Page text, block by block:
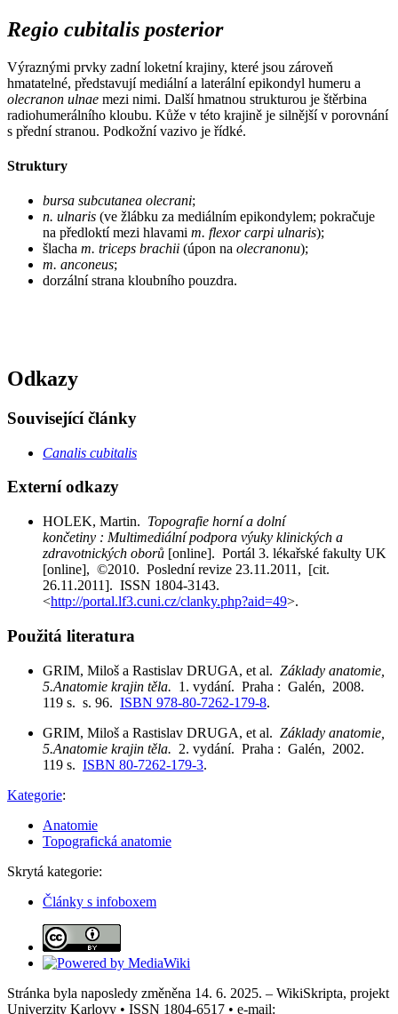
Regio cubitalis posterior
Výraznými prvky zadní loketní krajiny, které jsou zároveň
hmatatelné, představují mediální a laterální epikondyl humeru a
olecranon ulnae mezi nimi. Další hmatnou strukturou je štěrbina
radiohumerálního kloubu. Kůže v této krajině je silnější v porovnání
s přední stranou. Podkožní vazivo je řídké.
Struktury
bursa subcutanea olecrani;
n. ulnaris (ve žlábku za mediálním epikondylem; pokračuje
na předloktí mezi hlavami m. flexor carpi ulnaris);
šlacha m. triceps brachii (úpon na olecranonu);
m. anconeus;
dorzální strana kloubního pouzdra.
Odkazy
Související články
Canalis cubitalis
Externí odkazy
HOLEK, Martin. Topografie horní a dolní
končetiny : Multimediální podpora výuky klinických a
zdravotnických oborů [online]. Portál 3. lékařské fakulty UK
[online], ©2010. Poslední revize 23.11.2011, [cit.
26.11.2011]. ISSN 1804-3143.
<http://portal.lf3.cuni.cz/clanky.php?aid=49>.
Použitá literatura
GRIM, Miloš a Rastislav DRUGA, et al. Základy anatomie,
5.Anatomie krajin těla. 1. vydání. Praha : Galén, 2008.
119 s. s. 96. ISBN 978-80-7262-179-8.
GRIM, Miloš a Rastislav DRUGA, et al. Základy anatomie,
5.Anatomie krajin těla. 2. vydání. Praha : Galén, 2002.
119 s. ISBN 80-7262-179-3.
Kategorie:
Anatomie
Topografická anatomie
Skrytá kategorie:
Články s infoboxem
Stránka byla naposledy změněna 14. 6. 2025. – WikiSkripta, projekt
Univerzity Karlovy • ISSN 1804-6517 • e-mail: